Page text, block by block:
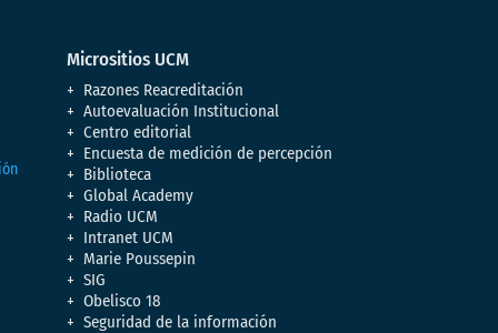
Micrositios UCM
Razones Reacreditación
Autoevaluación Institucional
Centro editorial
Encuesta de medición de percepción
Biblioteca
Global Academy
Radio UCM
Intranet UCM
Marie Poussepin
SIG
Obelisco 18
Seguridad de la información